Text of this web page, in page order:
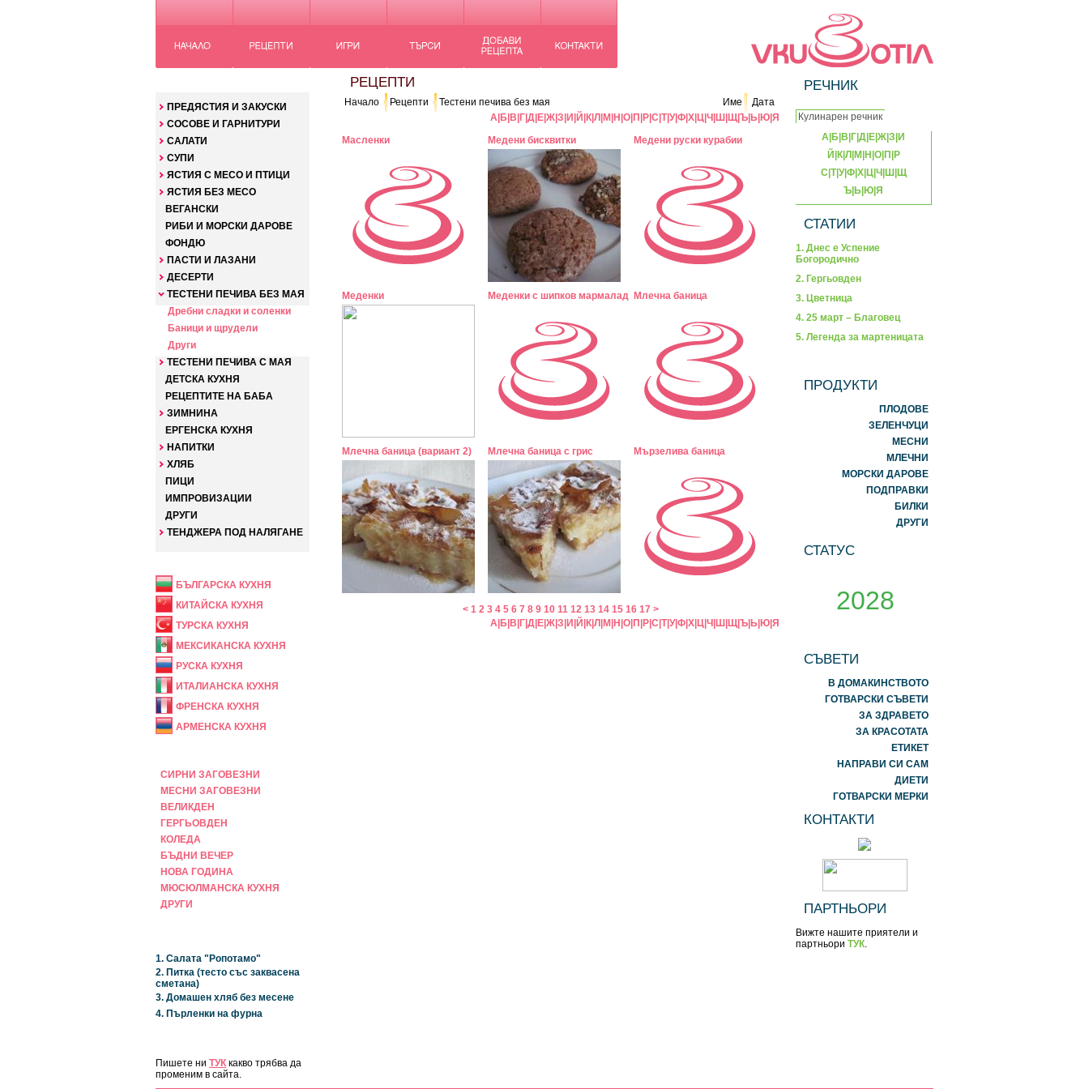
ПРЕДЯСТИЯ И ЗАКУСКИ
СОСОВЕ И ГАРНИТУРИ
САЛАТИ
СУПИ
ЯСТИЯ С МЕСО И ПТИЦИ
ЯСТИЯ БЕЗ МЕСО
ВЕГАНСКИ
РИБИ И МОРСКИ ДАРОВЕ
ФОНДЮ
ПАСТИ И ЛАЗАНИ
ДЕСЕРТИ
ТЕСТЕНИ ПЕЧИВА БЕЗ МАЯ
Дребни сладки и соленки
Баници и щрудели
Други
ТЕСТЕНИ ПЕЧИВА С МАЯ
ДЕТСКА КУХНЯ
РЕЦЕПТИТЕ НА БАБА
ЗИМНИНА
ЕРГЕНСКА КУХНЯ
НАПИТКИ
ХЛЯБ
ПИЦИ
ИМПРОВИЗАЦИИ
ДРУГИ
ТЕНДЖЕРА ПОД НАЛЯГАНЕ
БЪЛГАРСКА КУХНЯ
КИТАЙСКА КУХНЯ
ТУРСКА КУХНЯ
МЕКСИКАНСКА КУХНЯ
РУСКА КУХНЯ
ИТАЛИАНСКА КУХНЯ
ФРЕНСКА КУХНЯ
АРМЕНСКА КУХНЯ
СИРНИ ЗАГОВЕЗНИ
МЕСНИ ЗАГОВЕЗНИ
ВЕЛИКДЕН
ГЕРГЬОВДЕН
КОЛЕДА
БЪДНИ ВЕЧЕР
НОВА ГОДИНА
МЮСЮЛМАНСКА КУХНЯ
ДРУГИ
1. Салата "Ропотамо"
2. Питка (тесто със заквасена
сметана)
3. Домашен хляб без месене
4. Пърленки на фурна
Пишете ни ТУК какво трябва да
променим в сайта.
РЕЦЕПТИ
Начало Рецепти Тестени печива без мая Име
Дата
А Б В Г Д Е Ж З И Й К Л М Н О П Р С Т|У|Ф Х Ц Ч Ш Щ Ъ Ь Ю Я
Масленки
Медени бисквитки Медени руски курабии
Меденки Меденки с шипков мармалад Млечна баница
Млечна баница (вариант 2) Млечна баница с грис Мързелива баница
< 1 2 3 4 5 6 7 8 9 10 11 12 13 14 15 16 17 >
А Б В Г Д Е Ж З И Й К Л М Н О П Р С Т|У|Ф Х Ц Ч Ш Щ Ъ Ь Ю Я
РЕЧНИК
А Б В Г Д Е Ж З И
Й К| Л М Н О| П Р
С Т|У|Ф| Х| Ц| Ч Ш Щ
Ъ Ь Ю Я
СТАТИИ
1. Днес е Успение
Богородично
2. Гергьовден
3. Цветница
4. 25 март – Благовец
5. Легенда за мартеницата
ПРОДУКТИ
ПЛОДОВЕ
ЗЕЛЕНЧУЦИ
МЕСНИ
МЛЕЧНИ
МОРСКИ ДАРОВЕ
ПОДПРАВКИ
БИЛКИ
ДРУГИ
СТАТУС
2028
СЪВЕТИ
В ДОМАКИНСТВОТО
ГОТВАРСКИ СЪВЕТИ
ЗА ЗДРАВЕТО
ЗА КРАСОТАТА
ЕТИКЕТ
НАПРАВИ СИ САМ
ДИЕТИ
ГОТВАРСКИ МЕРКИ
КОНТАКТИ
ПАРТНЬОРИ
Вижте нашите приятели и
партньори ТУК.